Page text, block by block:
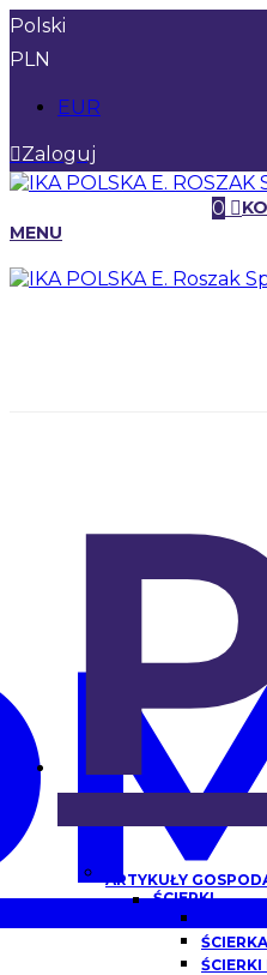
Polski
PLN
EUR
Zaloguj
0
MENU
ARTYKUŁY
ŚCIERKI